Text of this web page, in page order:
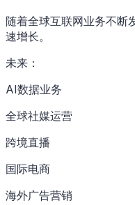
随着全球互联网业务不断
速增长。
未来：
AI数据业务
全球社媒运营
跨境直播
国际电商
海外广告营销